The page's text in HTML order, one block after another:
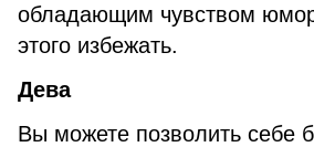
обладающим чувством
этого избежать.
Дева
Вы можете позволить себе